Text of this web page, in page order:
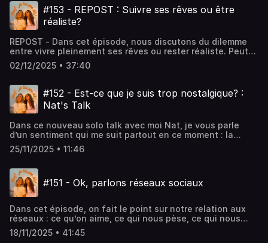
:
@NataliaOliviaPtkhttps://www.youtube.com/
#153 - REPOST : Suivre ses rêves ou être
réaliste?
REPOST - Dans cet épisode, nous discutons du dilemme
entre vivre pleinement ses rêves ou rester réaliste. Peut-
on trouver un équilibre entre ces deux approches, ou
sont-elles incompatibles ? On espère que cet épisode
@meufjetaipasdit @letycja_k
@natalia.ptkhttps://www.instagram.com/
: @meufjetaipasdit @letycja_k
:
@NataliaOliviaPtkhttps://www.youtube.com/
02/12/2025 • 37:40
#152 - Est-ce que je suis trop nostalgique? :
Nat's Talk
Dans ce nouveau solo talk avec moi Nat, je vous parle
d’un sentiment qui me suit partout en ce moment : la
nostalgie.Je suis en plein déménagement, je quitte le
Canada, et au lieu d’être juste stressée ou excitée… je
gens.. Je vous partage comment je vis ces “dernières
fois” et comment j’essaie de transformer cette nostalgie
en quelque chose de positif! Bisous 🩷 NatRetrouvez-
@natalia.ptkhttps://www.instagram.com/
: @meufjetaipasdit @letycja_k
@natalia.ptkhttps://www.tiktok.com/@letycja_khttps://
25/11/2025 • 11:46
#151 - Ok, parlons réseaux sociaux
Dans cet épisode, on fait le point sur notre relation aux
réseaux : ce qu’on aime, ce qui nous pèse, ce qui nous
influence sans qu’on s’en rende compte.On parle
comparaison, algorithme, confiance en soi et comment
18/11/2025 • 41:45